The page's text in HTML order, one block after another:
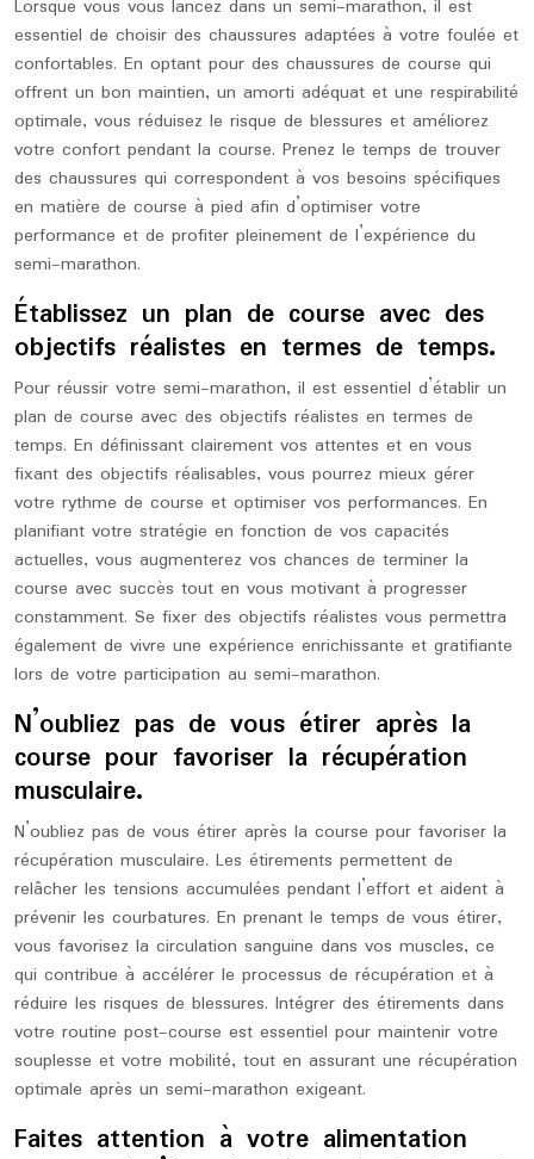
Lorsque vous vous lancez dans un semi-marathon, il est
essentiel de choisir des chaussures adaptées à votre foulée et
confortables. En optant pour des chaussures de course qui
offrent un bon maintien, un amorti adéquat et une respirabilité
optimale, vous réduisez le risque de blessures et améliorez
votre confort pendant la course. Prenez le temps de trouver
des chaussures qui correspondent à vos besoins spécifiques
en matière de course à pied afin d’optimiser votre
performance et de profiter pleinement de l’expérience du
semi-marathon.
Établissez un plan de course avec des
objectifs réalistes en termes de temps.
Pour réussir votre semi-marathon, il est essentiel d’établir un
plan de course avec des objectifs réalistes en termes de
temps. En définissant clairement vos attentes et en vous
fixant des objectifs réalisables, vous pourrez mieux gérer
votre rythme de course et optimiser vos performances. En
planifiant votre stratégie en fonction de vos capacités
actuelles, vous augmenterez vos chances de terminer la
course avec succès tout en vous motivant à progresser
constamment. Se fixer des objectifs réalistes vous permettra
également de vivre une expérience enrichissante et gratifiante
lors de votre participation au semi-marathon.
N’oubliez pas de vous étirer après la
course pour favoriser la récupération
musculaire.
N’oubliez pas de vous étirer après la course pour favoriser la
récupération musculaire. Les étirements permettent de
relâcher les tensions accumulées pendant l’effort et aident à
prévenir les courbatures. En prenant le temps de vous étirer,
vous favorisez la circulation sanguine dans vos muscles, ce
qui contribue à accélérer le processus de récupération et à
réduire les risques de blessures. Intégrer des étirements dans
votre routine post-course est essentiel pour maintenir votre
souplesse et votre mobilité, tout en assurant une récupération
optimale après un semi-marathon exigeant.
Faites attention à votre alimentation